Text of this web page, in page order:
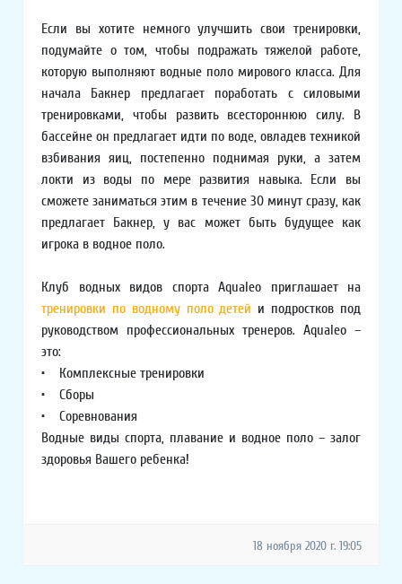
Если вы хотите немного улучшить свои тренировки,
подумайте о том, чтобы подражать тяжелой работе,
которую выполняют водные поло мирового класса. Для
начала Бакнер предлагает поработать с силовыми
тренировками, чтобы развить всестороннюю силу. В
бассейне он предлагает идти по воде, овладев техникой
взбивания яиц, постепенно поднимая руки, а затем
локти из воды по мере развития навыка. Если вы
сможете заниматься этим в течение 30 минут сразу, как
предлагает Бакнер, у вас может быть будущее как
игрока в водное поло.
Клуб водных видов спорта Aqualeo приглашает на
тренировки по водному поло детей и подростков под
руководством профессиональных тренеров. Aqualeo –
это:
• Комплексные тренировки
• Сборы
• Соревнования
Водные виды спорта, плавание и водное поло – залог
здоровья Вашего ребенка!
18 ноября 2020 г. 19:05